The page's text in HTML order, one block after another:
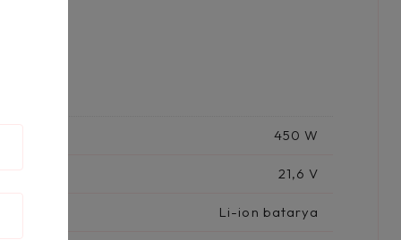
450 W
21,6 V
Li-ion batarya